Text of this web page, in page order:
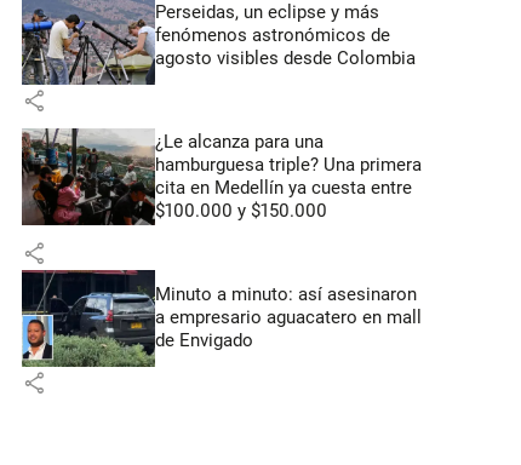
Perseidas, un eclipse y más
fenómenos astronómicos de
agosto visibles desde Colombia
share
¿Le alcanza para una
hamburguesa triple? Una primera
cita en Medellín ya cuesta entre
$100.000 y $150.000
share
Minuto a minuto: así asesinaron
a empresario aguacatero en mall
de Envigado
share